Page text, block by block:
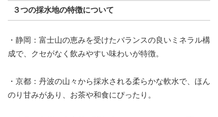
３つの採水地の特徴について
・静岡：富士山の恵みを受けたバランスの良いミネラル構
成で、クセがなく飲みやすい味わいが特徴。
・京都：丹波の山々から採水される柔らかな軟水で、ほん
のり甘みがあり、お茶や和食にぴったり。